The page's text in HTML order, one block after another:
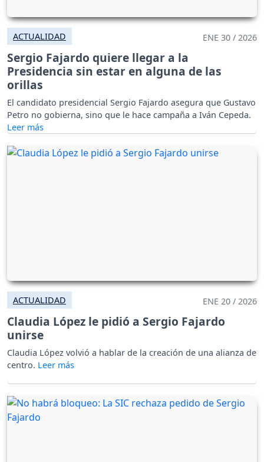
ACTUALIDAD ENE 30 / 2026
Sergio Fajardo quiere llegar a la
Presidencia sin estar en alguna de las
orillas
El candidato presidencial Sergio Fajardo asegura que Gustavo
Petro no gobierna, sino que le hace campaña a Iván Cepeda.
ACTUALIDAD ENE 20 / 2026
Claudia López le pidió a Sergio Fajardo
unirse
Claudia López volvió a hablar de la creación de una alianza de
centro.